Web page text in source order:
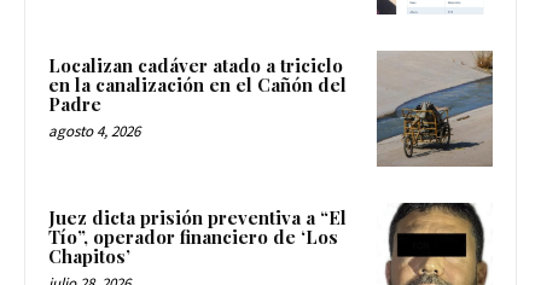
Localizan cadáver atado a triciclo
en la canalización en el Cañón del
Padre
agosto 4, 2026
Juez dicta prisión preventiva a “El
Tío”, operador financiero de ‘Los
Chapitos’